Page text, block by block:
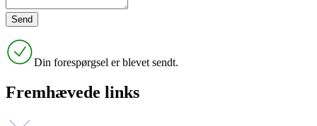
Din forespørgsel er blevet sendt.
Fremhævede links